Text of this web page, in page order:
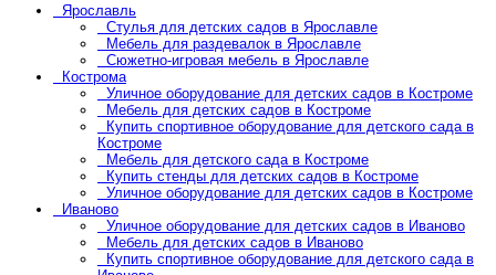
Ярославль
Стулья для детских садов в Ярославле
Мебель для раздевалок в Ярославле
Сюжетно-игровая мебель в Ярославле
Кострома
Уличное оборудование для детских садов в Костроме
Мебель для детских садов в Костроме
Купить спортивное оборудование для детского сада в
Костроме
Мебель для детского сада в Костроме
Купить стенды для детских садов в Костроме
Уличное оборудование для детских садов в Костроме
Иваново
Уличное оборудование для детских садов в Иваново
Мебель для детских садов в Иваново
Купить спортивное оборудование для детского сада в